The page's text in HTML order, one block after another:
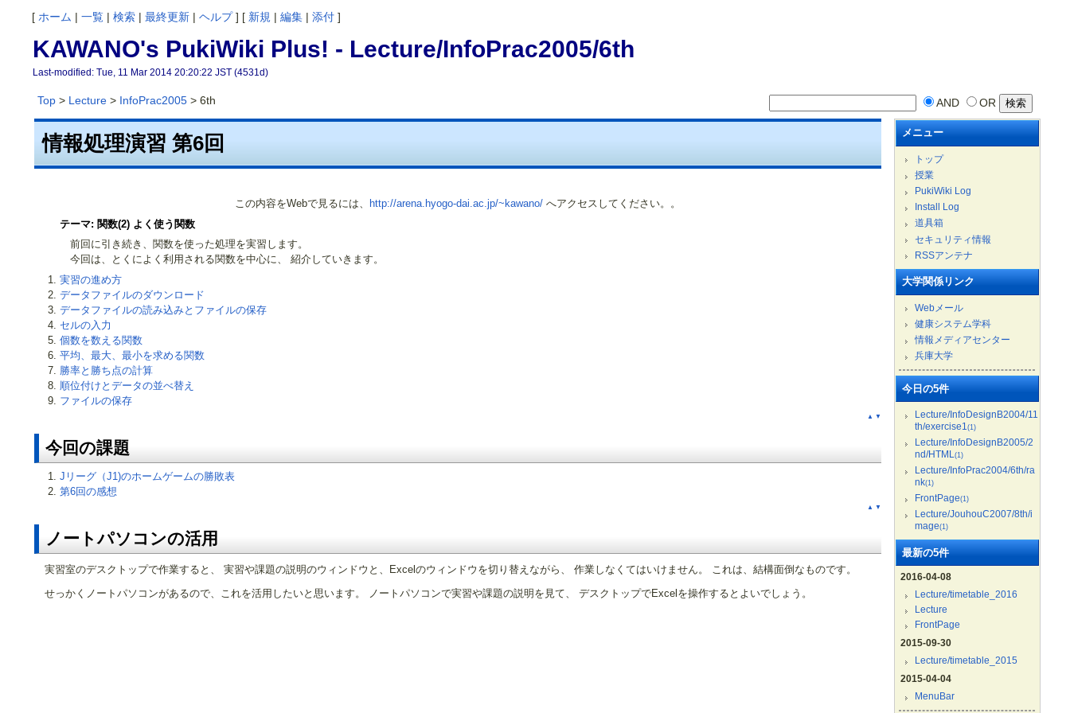
[ ホーム | 一覧| 検索| 最終更新| ヘルプ] [ 新規 | 編集| 添付]
KAWANO's PukiWiki Plus! - Lecture/InfoPrac2005/6th
Last-modified: Tue, 11 Mar 2014 20:20:22 JST (4531d)
Top> Lecture> InfoPrac2005> 6th AND OR
情報処理演習 第6回
この内容をWebで見るには、 http://arena.hyogo-dai.ac.jp/~kawano/へアクセスしてください。。
テーマ: 関数(2) よく使う関数
前回に引き続き、関数を使った処理を実習します。
今回は、とくによく利用される関数を中心に、 紹介していきます。
実習の進め方
データファイルのダウンロード
データファイルの読み込みとファイルの保存
セルの入力
個数を数える関数
平均、最大、最小を求める関数
勝率と勝ち点の計算
順位付けとデータの並べ替え
ファイルの保存
▲ ▼
今回の課題
Jリーグ（J1)のホームゲームの勝敗表
第6回の感想
▲ ▼
ノートパソコンの活用
実習室のデスクトップで作業すると、 実習や課題の説明のウィンドウと、Excelのウィンドウを切り替えながら、 作業しなくてはいけません。 これは、結構面倒なものです。
せっかくノートパソコンがあるので、これを活用したいと思います。 ノートパソコンで実習や課題の説明を見て、 デスクトップでExcelを操作するとよいでしょう。
メニュー
トップ
授業
PukiWiki Log
Install Log
道具箱
セキュリティ情報
RSSアンテナ
大学関係リンク
Webメール
健康システム学科
情報メディアセンター
兵庫大学
今日の5件
Lecture/InfoDesignB2004/11
th/exercise1(1)
Lecture/InfoDesignB2005/2
nd/HTML(1)
Lecture/InfoPrac2004/6th/ra
nk(1)
FrontPage(1)
Lecture/JouhouC2007/8th/i
mage(1)
最新の5件
2016-04-08
Lecture/timetable_2016
Lecture
FrontPage
2015-09-30
Lecture/timetable_2015
2015-04-04
MenuBar